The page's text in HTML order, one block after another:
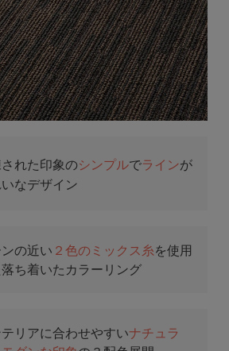
れた印象のシンプルでラインが
なデザイン
ンの近い ２色のミックス糸を使用
落ち着いたカラーリング
リアに合わせやすいナチュラ